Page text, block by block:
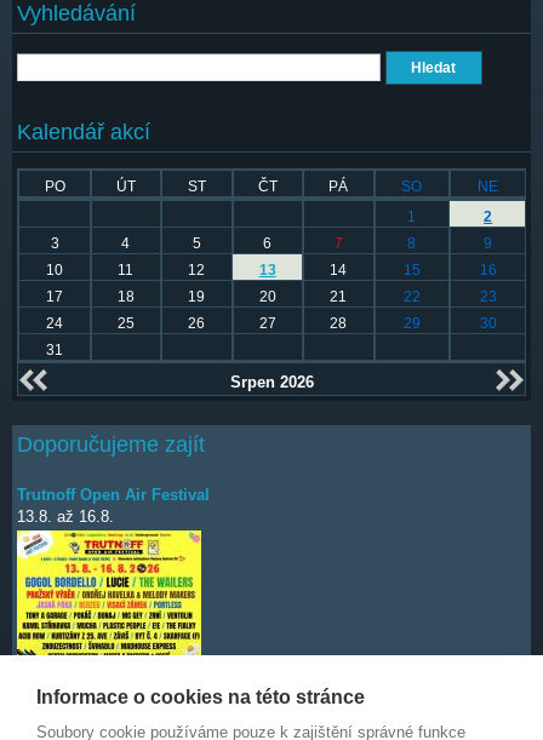
Vyhledávání
Kalendář akcí
PO ÚT ST ČT PÁ SO
NE
1
2
3
4 5 6 7 8
9
10
11 12 13 14 15
16
17
18 19 20 21 22
23
24
25 26 27 28 29
30
31
Srpen 2026
Doporučujeme zajít
Trutnoff Open Air Festival
13.8. až 16.8.
Deep Purple
Informace o cookies na této stránce
Soubory cookie používáme pouze k zajištění správné funkce